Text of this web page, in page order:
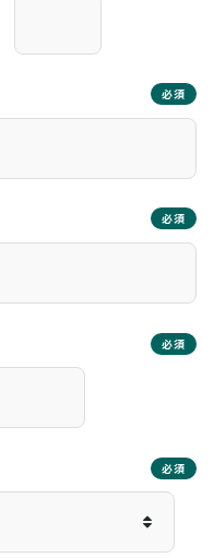
必須
必須
必須
必須